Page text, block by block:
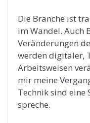
Die Branche ist
im Wandel. Auch
Veränderungen
werden digitaler,
Arbeitsweisen
mir meine
Technik sind eine
spreche.